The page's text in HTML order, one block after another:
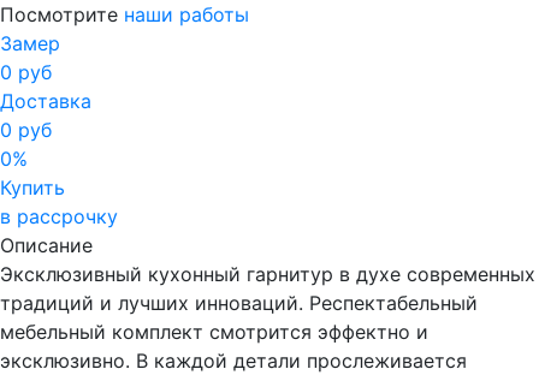
Посмотрите наши работы
Замер
0 руб
Доставка
0 руб
0%
Купить
в рассрочку
Описание
Эксклюзивный кухонный гарнитур в духе современных
традиций и лучших инноваций. Респектабельный
мебельный комплект смотрится эффектно и
эксклюзивно. В каждой детали прослеживается